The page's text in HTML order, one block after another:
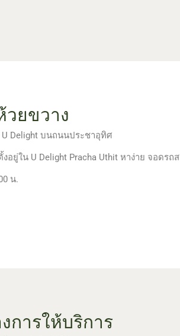
วยขวาง
U Delight บนถนนประชาอุทิศ
ยู่ใน U Delight Pracha Uthit หาง่าย จอดรถ
น.
การให้บริการ